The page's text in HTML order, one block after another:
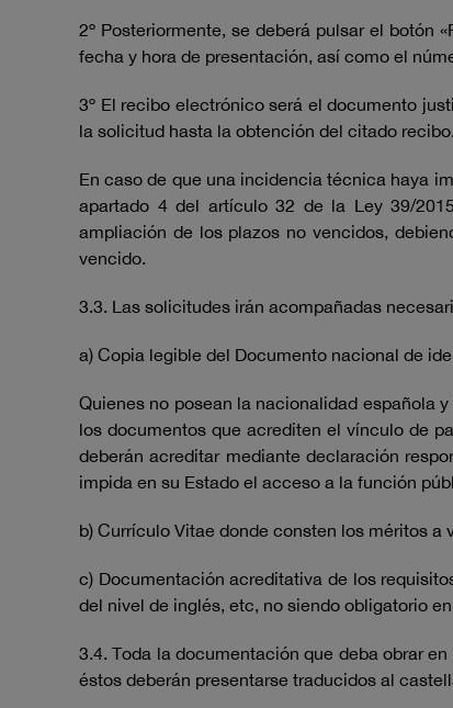
2º Posteriormente, se deberá pulsar el botón
fecha y hora de presentación, así como el
3º El recibo electrónico será el documento
la solicitud hasta la obtención del citado recibo.
En caso de que una incidencia técnica haya
apartado 4 del artículo 32 de la Ley 39/
ampliación de los plazos no vencidos,
vencido.
3.3. Las solicitudes irán acompañadas
a) Copia legible del Documento nacional de
Quienes no posean la nacionalidad española
los documentos que acrediten el vínculo de
deberán acreditar mediante declaración
impida en su Estado el acceso a la función
b) Currículo Vitae donde consten los méritos a
c) Documentación acreditativa de los
del nivel de inglés, etc, no siendo obligatorio
3.4. Toda la documentación que deba obrar
éstos deberán presentarse traducidos al